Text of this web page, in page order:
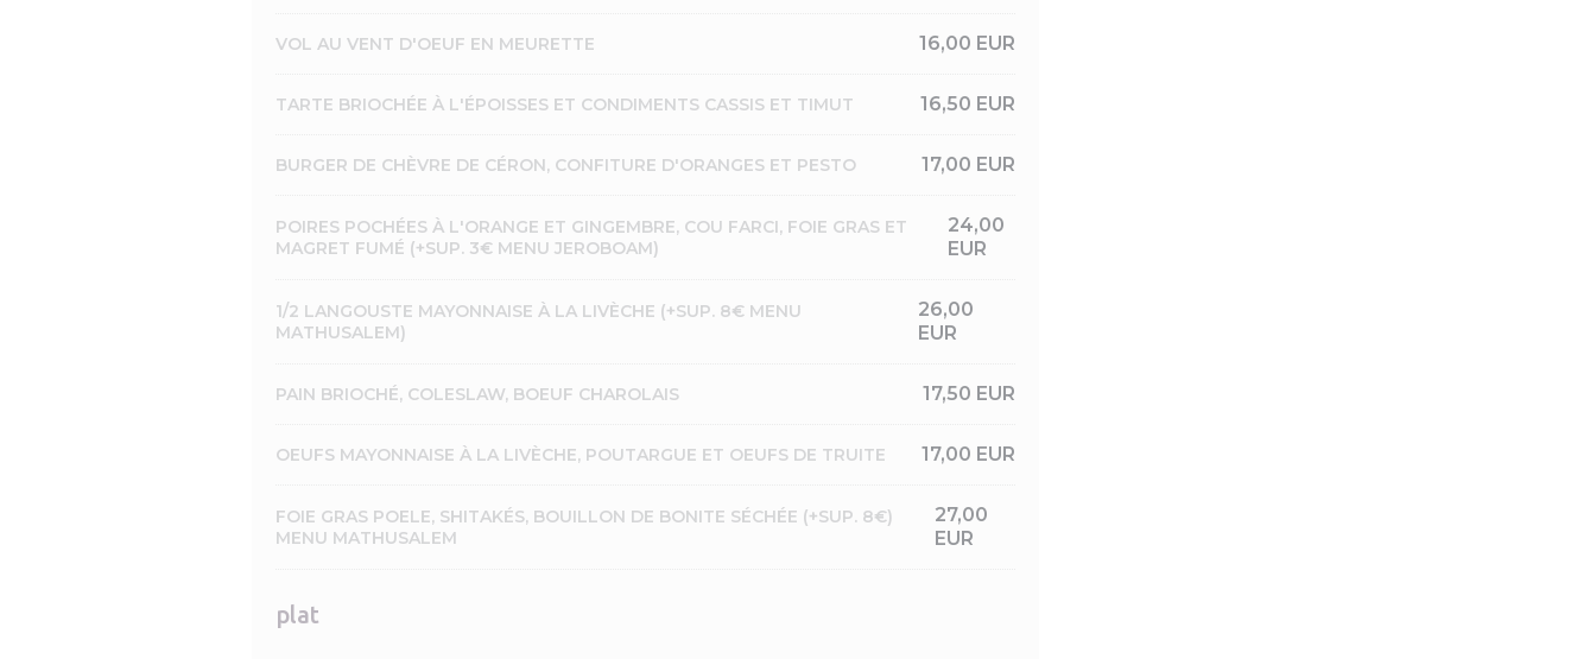
VOL AU VENT D'OEUF EN MEURETTE 16,00 EUR
TARTE BRIOCHÉE À L'ÉPOISSES ET CONDIMENTS CASSIS ET TIMUT 16,50 EUR
BURGER DE CHÈVRE DE CÉRON, CONFITURE D'ORANGES ET PESTO 17,00 EUR
POIRES POCHÉES À L'ORANGE ET GINGEMBRE, COU FARCI, FOIE GRAS ET
MAGRET FUMÉ (+SUP. 3€ MENU JEROBOAM)
24,00
EUR
1/2 LANGOUSTE MAYONNAISE À LA LIVÈCHE (+SUP. 8€ MENU
MATHUSALEM)
26,00
EUR
PAIN BRIOCHÉ, COLESLAW, BOEUF CHAROLAIS 17,50 EUR
OEUFS MAYONNAISE À LA LIVÈCHE, POUTARGUE ET OEUFS DE TRUITE 17,00 EUR
FOIE GRAS POELE, SHITAKÉS, BOUILLON DE BONITE SÉCHÉE (+SUP. 8€)
MENU MATHUSALEM
27,00
EUR
plat